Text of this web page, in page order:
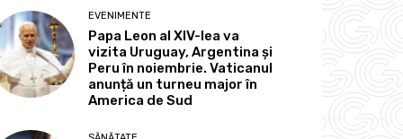
EVENIMENTE
Papa Leon al XIV-lea va
vizita Uruguay, Argentina și
Peru în noiembrie. Vaticanul
anunță un turneu major în
America de Sud